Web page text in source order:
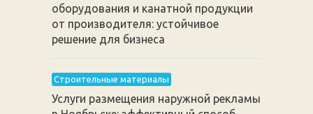
оборудования и канатной продукции
от производителя: устойчивое
решение для бизнеса
Строительные материалы
Услуги размещения наружной рекламы